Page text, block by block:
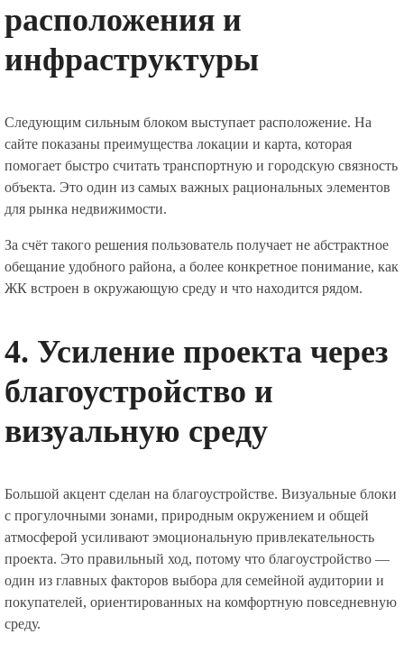
расположения и
инфраструктуры
Следующим сильным блоком выступает расположение. На
сайте показаны преимущества локации и карта, которая
помогает быстро считать транспортную и городскую связность
объекта. Это один из самых важных рациональных элементов
для рынка недвижимости.
За счёт такого решения пользователь получает не абстрактное
обещание удобного района, а более конкретное понимание, как
ЖК встроен в окружающую среду и что находится рядом.
4. Усиление проекта через
благоустройство и
визуальную среду
Большой акцент сделан на благоустройстве. Визуальные блоки
с прогулочными зонами, природным окружением и общей
атмосферой усиливают эмоциональную привлекательность
проекта. Это правильный ход, потому что благоустройство —
один из главных факторов выбора для семейной аудитории и
покупателей, ориентированных на комфортную повседневную
среду.